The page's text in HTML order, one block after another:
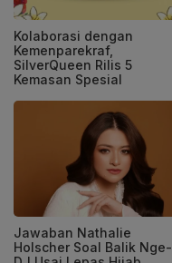
Kolaborasi dengan
Kemenparekraf,
SilverQueen Rilis 5
Kemasan Spesial
Jawaban Nathalie
Holscher Soal Balik Nge-